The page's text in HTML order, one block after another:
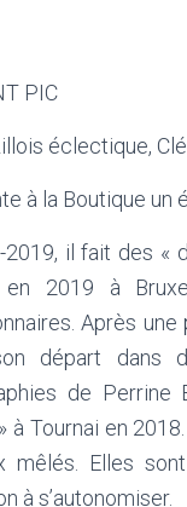
PIC
éclectique,
à la Boutique un
2019, il fait des «
en 2019 à
Après
départ dans
de
à Tournai en
mêlés. Elles
à s’autonomiser.